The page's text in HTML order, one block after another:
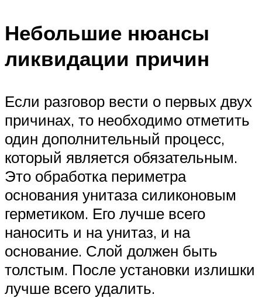
Небольшие нюансы
ликвидации причин
Если разговор вести о первых двух
причинах, то необходимо отметить
один дополнительный процесс,
который является обязательным.
Это обработка периметра
основания унитаза силиконовым
герметиком. Его лучше всего
наносить и на унитаз, и на
основание. Слой должен быть
толстым. После установки излишки
лучше всего удалить.